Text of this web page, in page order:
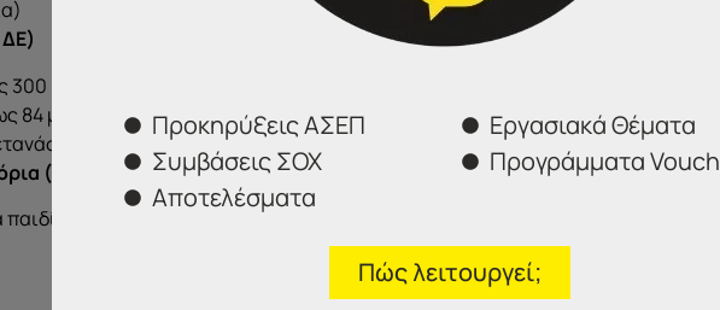
ΔΕ)
300 (μόρια)
84 μήνες): 588 (7/μήνα)
(έως 84 μήνες): 336 (4/μήνα)
(ΠΕ, ΤΕ, ΔΕ)
Προκηρύξεις ΑΣΕΠ
Συμβάσεις ΣΟΧ
Αποτελέσματα
Εργασιακά Θέματα
Προγράμματα
Πώς λειτουργεί;